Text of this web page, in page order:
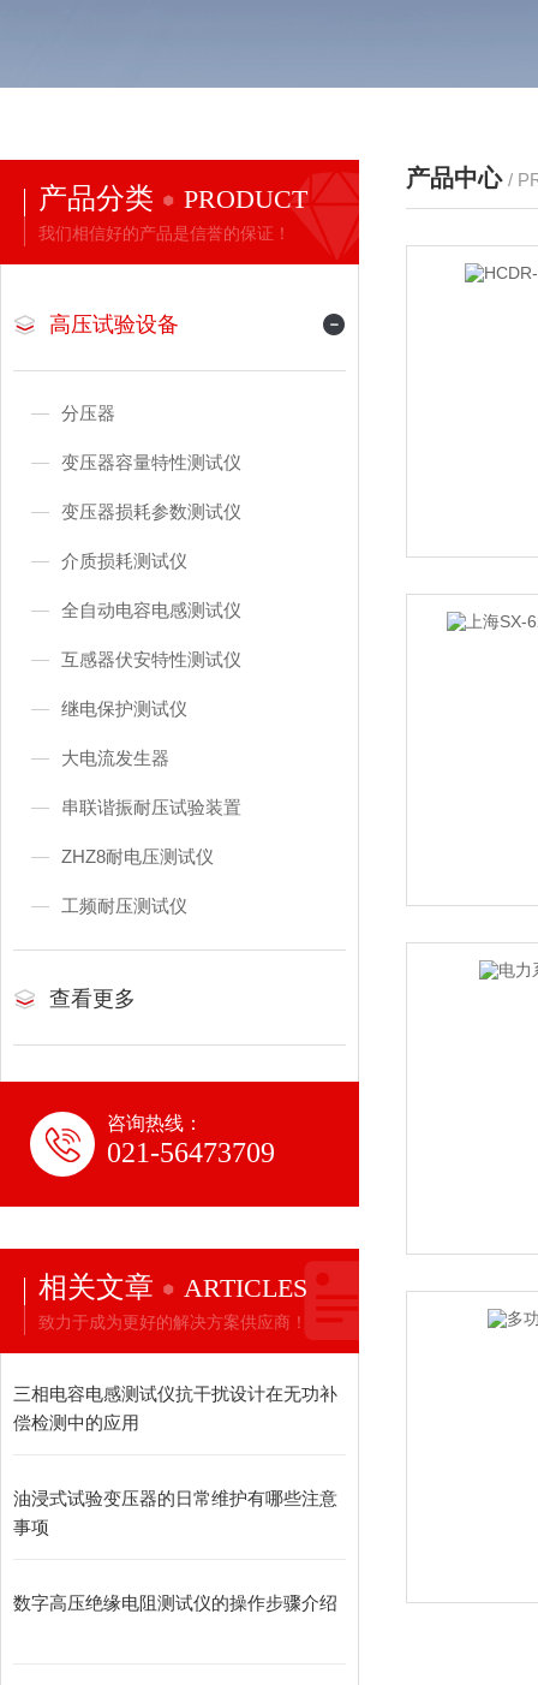
产品分类 PRODUCT
我们相信好的产品是信誉的保证！
高压试验设备
分压器
变压器容量特性测试仪
变压器损耗参数测试仪
介质损耗测试仪
全自动电容电感测试仪
互感器伏安特性测试仪
继电保护测试仪
大电流发生器
串联谐振耐压试验装置
ZHZ8耐电压测试仪
工频耐压测试仪
查看更多
咨询热线：
021-56473709
相关文章 ARTICLES
致力于成为更好的解决方案供应商！
三相电容电感测试仪抗干扰设计在无功补
偿检测中的应用
油浸式试验变压器的日常维护有哪些注意
事项
数字高压绝缘电阻测试仪的操作步骤介绍
产品中心 /